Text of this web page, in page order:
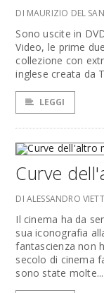
DI MAURIZIO DEL
Sono uscite in
Video, le prime
collezione con
inglese creata da
LEGGI
Curve
DI ALESSANDRO
Il cinema ha da
sua iconografia
fantascienza non
secolo di cinema
sono state molte...